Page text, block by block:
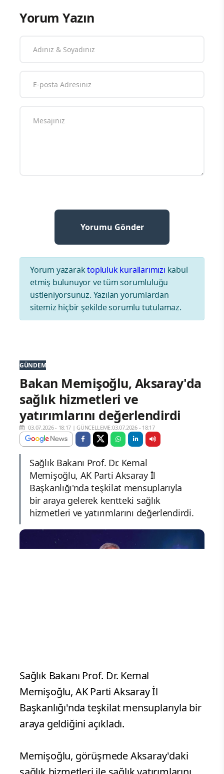
Yorum Yazın
Yorum yazaraktopluluk kurallarımızı kabul
etmiş bulunuyor ve tüm sorumluluğu
üstleniyorsunuz. Yazılan yorumlardan
sitemiz hiçbir şekilde sorumlu tutulamaz.
GÜNDEM
Bakan Memişoğlu, Aksaray'da
sağlık hizmetleri ve
yatırımlarını değerlendirdi
03.07.2026 - 18:17 |GÜNCELLEME:03.07.2026 - 18:17
Sağlık Bakanı Prof. Dr. Kemal
Memişoğlu, AK Parti Aksaray İl
Başkanlığı'nda teşkilat mensuplarıyla
bir araya gelerek kentteki sağlık
hizmetleri ve yatırımlarını değerlendirdi.
Sağlık Bakanı Prof. Dr. Kemal
Memişoğlu, AK Parti Aksaray İl
Başkanlığı'nda teşkilat mensuplarıyla bir
araya geldiğini açıkladı.
Memişoğlu, görüşmede Aksaray'daki